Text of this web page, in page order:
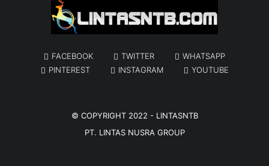
FACEBOOK TWITTER
WHATSAPP
PINTEREST
INSTAGRAM YOUTUBE
© COPYRIGHT 2022 - LINTASNTB
PT. LINTAS NUSRA GROUP